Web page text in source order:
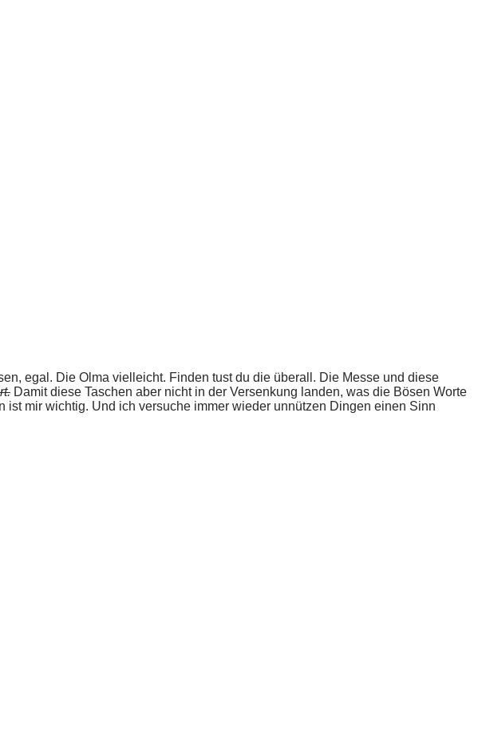
egal. Die Olma vielleicht. Finden tust du die überall. Die Messe und diese
Damit diese Taschen aber nicht in der Versenkung landen, was die Bösen Worte
mir wichtig. Und ich versuche immer wieder unnützen Dingen einen Sinn